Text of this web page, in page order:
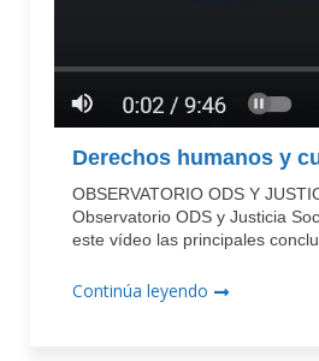
Derechos humanos y
OBSERVATORIO ODS Y
Observatorio ODS y Justicia
este vídeo las principales
Continúa leyendo